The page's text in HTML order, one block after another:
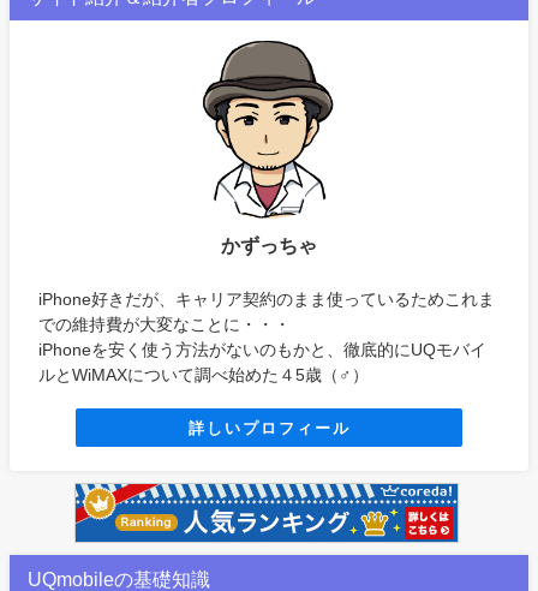
かずっちゃ
iPhone好きだが、キャリア契約のまま使っているためこれま
での維持費が大変なことに・・・
iPhoneを安く使う方法がないのもかと、徹底的にUQモバイ
ルとWiMAXについて調べ始めた４5歳（♂）
詳しいプロフィール
UQmobileの基礎知識